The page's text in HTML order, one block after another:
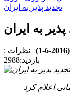
تجدید پذیر به ایران
به ایران
2016-6-1
)
| نظرات :
بازدید:2988
اعلام کرد